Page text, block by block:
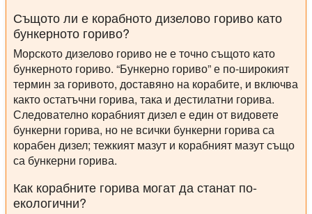
Същото ли е корабното дизелово гориво като
бункерното гориво?
Морското дизелово гориво не е точно същото като
бункерното гориво. “Бункерно гориво” е по-широкият
термин за горивото, доставяно на корабите, и включва
както остатъчни горива, така и дестилатни горива.
Следователно корабният дизел е един от видовете
бункерни горива, но не всички бункерни горива са
корабен дизел; тежкият мазут и корабният мазут също
са бункерни горива.
Как корабните горива могат да станат по-
екологични?